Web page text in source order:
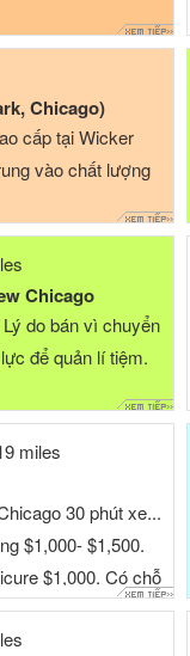
Chicago)
cấp tại Wicker
vào chất lượng
Chicago
do bán vì chuyển
để quản lí tiệm.
miles
30 phút xe...
$1,000- $1,500.
$1,000. Có chỗ